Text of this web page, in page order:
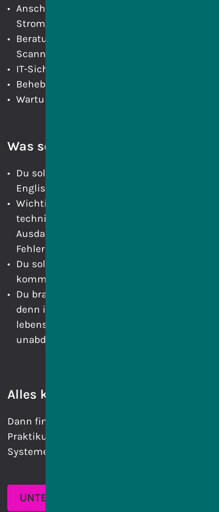
Anschließen aller Komponenten an die
Stromversorgung,
Beratung zu Telefonanlagen, Druckern,
Scannern, Computern, Netzwerken,
IT-Sicherheit, Datenschutz,
Beheben auftretender Störungen,
Wartung.
Was sollte ich für ein Typ sein?
Du solltest gute Kenntnisse in Mathe,
Englisch und Informatik haben.
Wichtige Eigenschaften sind
technisches Verständnis, Kreativität,
Ausdauer und Geduld, z.B. bei der
Fehlersuche in Software.
Du solltest gut zuhören und
kommunizieren können.
Du brauchst eine hohe Lernbereitschaft,
denn in diesem Beruf ist ein
lebenslanges Lernen für Dich
unabdingbar.
Alles klar?
Dann finde nun Unternehmen, die ein
Praktikum im Bereich IT
SystemelektronikerIn anbieten.
UNTERNEHMEN FINDEN